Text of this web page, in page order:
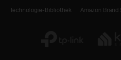
Technologie-Bibliothek Amazon Brand